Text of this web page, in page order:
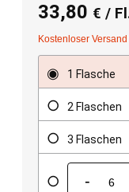
33,80 € /
Kostenloser
1 Flasche
2 Flaschen
3 Flaschen
-